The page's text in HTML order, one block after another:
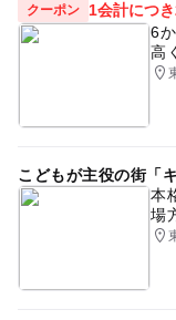
クーポン 1会計につ
6
高
こどもが主役の街「
本
場